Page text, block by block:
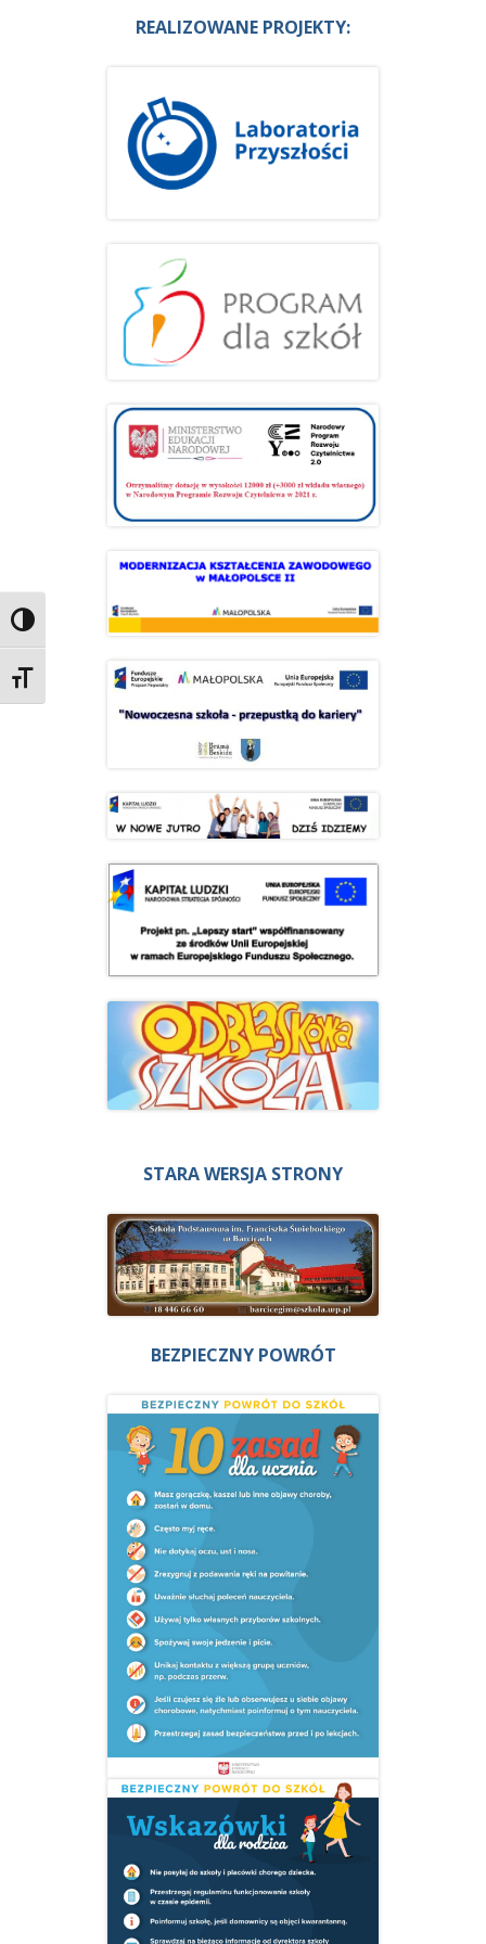
Przełącz wysoki kontrast
Zmień rozmiar czcionek
REALIZOWANE PROJEKTY:
STARA WERSJA STRONY
BEZPIECZNY POWRÓT